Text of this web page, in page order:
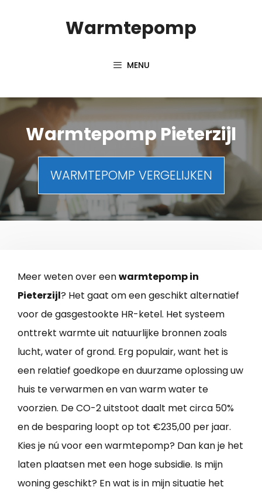
Warmtepomp
MENU
Warmtepomp Pieterzijl
WARMTEPOMP VERGELIJKEN
Meer weten over eenwarmtepomp in
Pieterzijl? Het gaat om een geschikt alternatief
voor de gasgestookte HR-ketel. Het systeem
onttrekt warmte uit natuurlijke bronnen zoals
lucht, water of grond. Erg populair, want het is
een relatief goedkope en duurzame oplossing uw
huis te verwarmen en van warm water te
voorzien. De CO-2 uitstoot daalt met circa 50%
en de besparing loopt op tot €235,00 per jaar.
Kies je nú voor een warmtepomp? Dan kan je het
laten plaatsen met een hoge subsidie. Is mijn
woning geschikt? En wat is in mijn situatie het